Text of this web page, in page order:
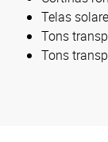
Telas
Tons
Tons